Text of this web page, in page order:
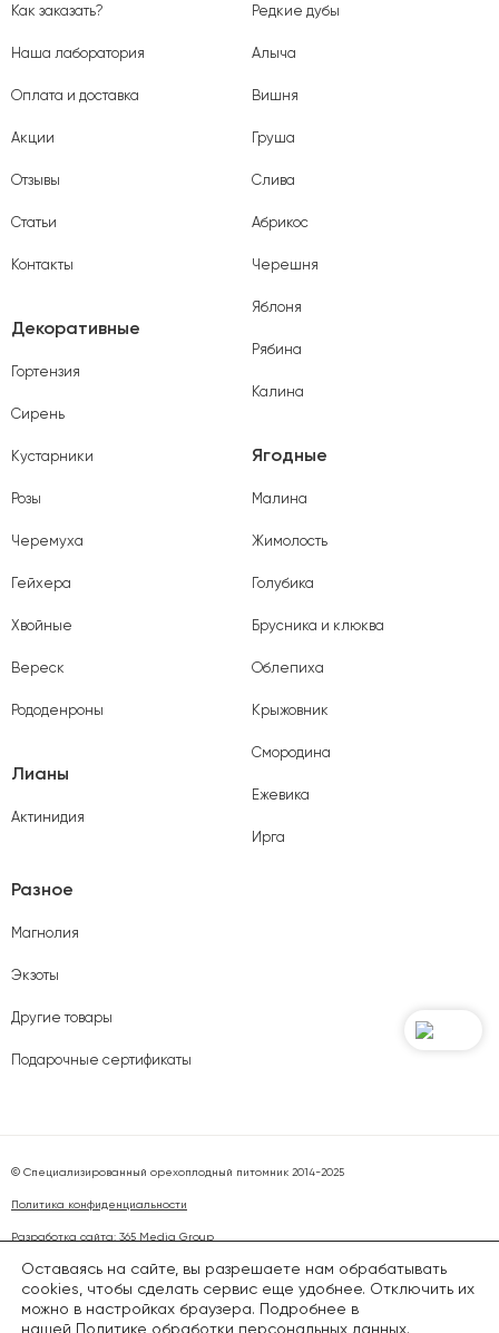
Как заказать?
Наша лаборатория
Оплата и доставка
Акции
Отзывы
Статьи
Контакты
Редкие дубы
Алыча
Вишня
Груша
Слива
Абрикос
Черешня
Яблоня
Рябина
Калина
Декоративные
Гортензия
Сирень
Кустарники
Розы
Черемуха
Гейхера
Хвойные
Вереск
Рододенроны
Ягодные
Малина
Жимолость
Голубика
Брусника и клюква
Облепиха
Крыжовник
Смородина
Ежевика
Ирга
Лианы
Актинидия
Разное
Магнолия
Экзоты
Другие товары
Подарочные сертификаты
© Специализированный орехоплодный питомник 2014-2025
Политика конфиденциальности
Разработка сайта: 365 Media Group
Вся представленная на сайте информация, касающаяся характеристик, наличия
на складе или в магазинах, стоимости товаров или услуг, носит информационный
характер и ни при каких условиях не является публичной офертой, определяемой
Оставаясь на сайте, вы разрешаете нам обрабатывать
cookies, чтобы сделать сервис еще удобнее. Отключить их
можно в настройках браузера. Подробнее в
нашей Политике обработки персональных данных.